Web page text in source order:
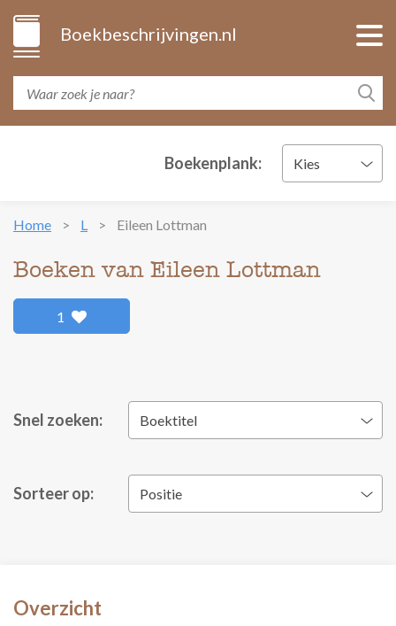
Boekbeschrijvingen.nl
Boekenplank: Kies
Home L Eileen Lottman
Boeken van Eileen Lottman
1
Snel zoeken: Boektitel
Sorteer op: Positie
Overzicht